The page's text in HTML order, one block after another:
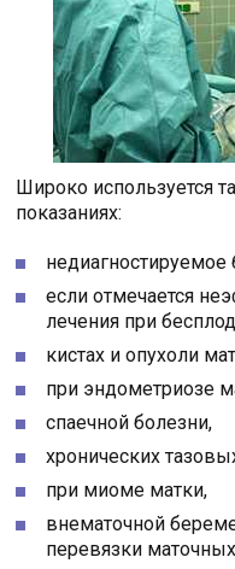
Широко используется
показаниях:
недиагностируемое
если отмечается
лечения при
кистах и опухоли
при эндометриозе
спаечной болезни,
хронических
при миоме матки,
внематочной
перевязки